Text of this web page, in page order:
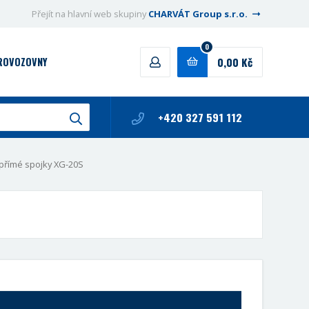
Přejít na hlavní web skupinyCHARVÁT Group s.r.o.
0
0,00 Kč
+420 327 591 112
přímé spojky XG-20S